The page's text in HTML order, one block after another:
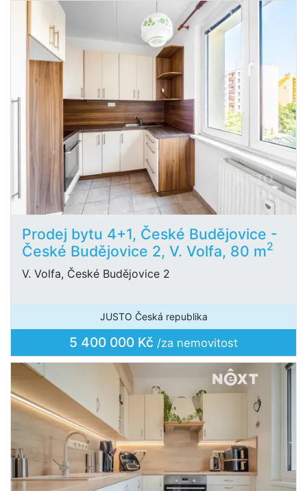
Prodej bytu 4+1, České Budějovice -
České Budějovice 2, V. Volfa, 80 m2
V. Volfa, České Budějovice 2
JUSTO Česká republika
5 400 000 Kč /za nemovitost